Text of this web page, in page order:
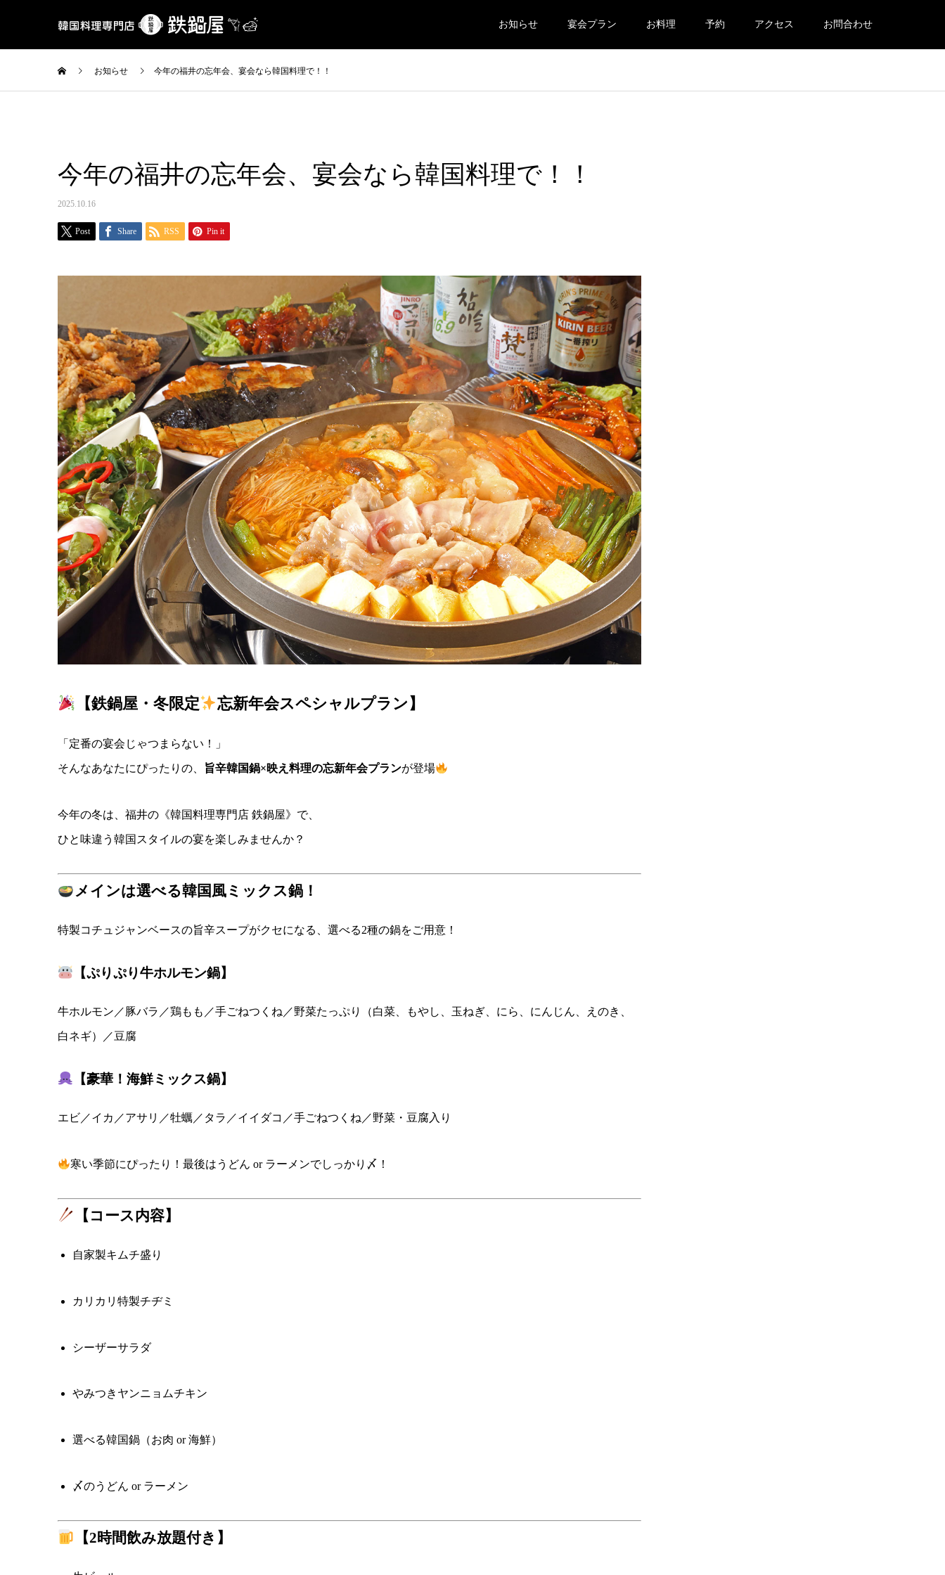
お知らせ 宴会プラン お料理 予約 アクセス お問合わせ
お知らせ 今年の福井の忘年会、宴会なら韓国料理で！！
今年の福井の忘年会、宴会なら韓国料理で！！
2025.10.16
Post Share RSS Pin it
【鉄鍋屋・冬限定 忘新年会スペシャルプラン】
「定番の宴会じゃつまらない！」
そんなあなたにぴったりの、 旨辛韓国鍋×映え料理の忘新年会プランが登場
今年の冬は、福井の《韓国料理専門店 鉄鍋屋》で、
ひと味違う韓国スタイルの宴を楽しみませんか？
メインは選べる韓国風ミックス鍋！
特製コチュジャンベースの旨辛スープがクセになる、選べる2種の鍋をご用意！
【ぷりぷり牛ホルモン鍋】
牛ホルモン／豚バラ／鶏もも／手ごねつくね／野菜たっぷり（白菜、もやし、玉ねぎ、にら、にんじん、えのき、
白ネギ）／豆腐
【豪華！海鮮ミックス鍋】
エビ／イカ／アサリ／牡蠣／タラ／イイダコ／手ごねつくね／野菜・豆腐入り
寒い季節にぴったり！最後はうどん or ラーメンでしっかり〆！
【コース内容】
自家製キムチ盛り
カリカリ特製チヂミ
シーザーサラダ
やみつきヤンニョムチキン
選べる韓国鍋（お肉 or 海鮮）
〆のうどん or ラーメン
【2時間飲み放題付き】